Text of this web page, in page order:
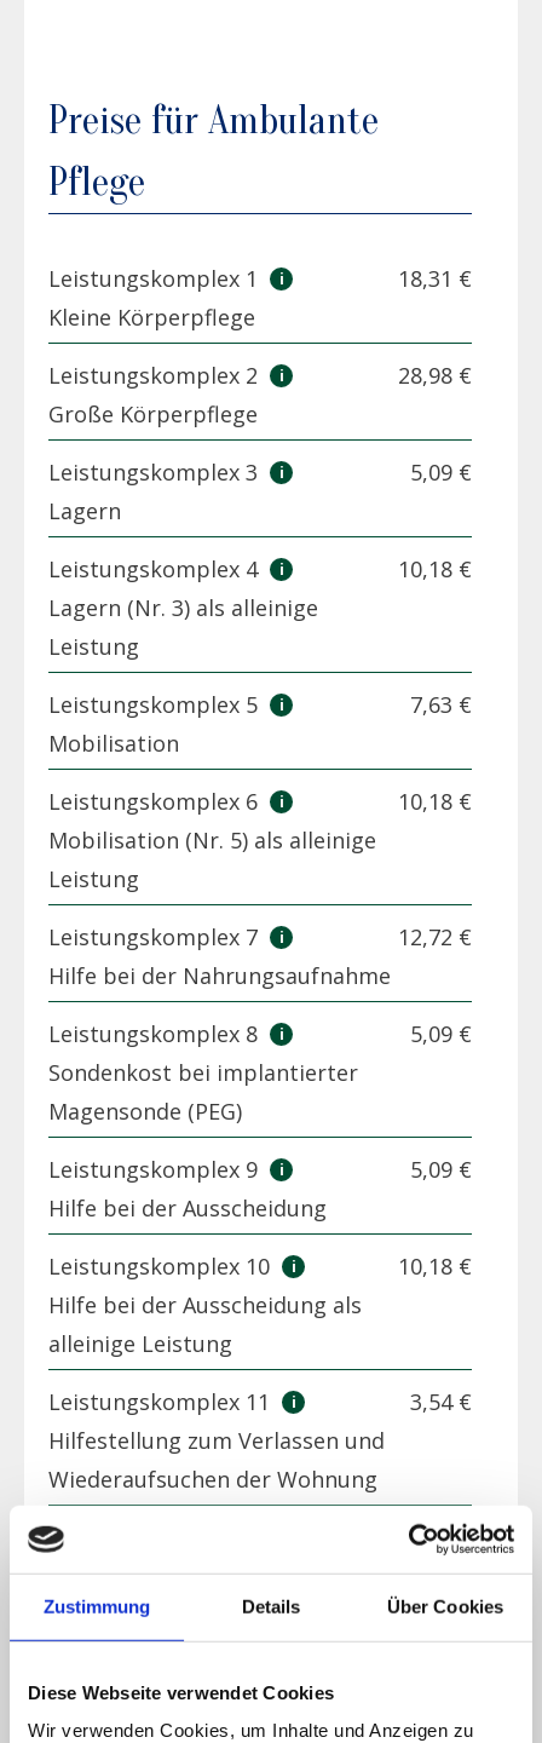
Zustimmung Details Über Cookies
Diese Webseite verwendet Cookies
Wir verwenden Cookies, um Inhalte und Anzeigen zu
Preise für Ambulante
Pflege
Leistungskomplex 1
Kleine Körperpflege
18,31 €
Leistungskomplex 2
Große Körperpflege
28,98 €
Leistungskomplex 3
Lagern
5,09 €
Leistungskomplex 4
Lagern (Nr. 3) als alleinige
Leistung
10,18 €
Leistungskomplex 5
Mobilisation
7,63 €
Leistungskomplex 6
Mobilisation (Nr. 5) als alleinige
Leistung
10,18 €
Leistungskomplex 7
Hilfe bei der Nahrungsaufnahme
12,72 €
Leistungskomplex 8
Sondenkost bei implantierter
Magensonde (PEG)
5,09 €
Leistungskomplex 9
Hilfe bei der Ausscheidung
5,09 €
Leistungskomplex 10
Hilfe bei der Ausscheidung als
alleinige Leistung
10,18 €
Leistungskomplex 11
Hilfestellung zum Verlassen und
Wiederaufsuchen der Wohnung
3,54 €
Leistungskomplex 12
Begleitung bei Aktivitäten
außerhalb der Wohnung
30,53 €